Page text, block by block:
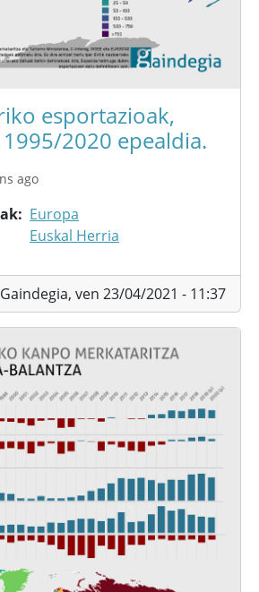
esportazioak,
2020 epealdia.
ago
Europa
Euskal Herria
Gaindegia, ven 23/04/2021 - 11:37